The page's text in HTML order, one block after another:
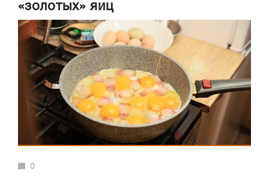
«золотых» яиц
0